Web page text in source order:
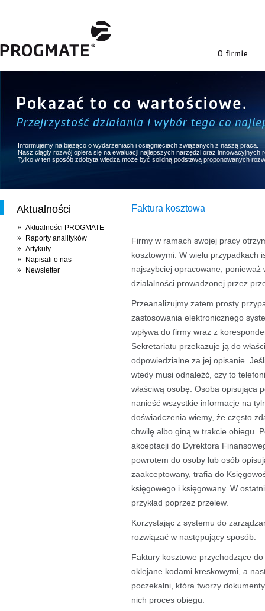
Informujemy na bieżąco o wydarzeniach i osiągnięciach związanych z naszą pracą.
Nasz ciągły rozwój opiera się na ewaluacji najlepszych narzędzi oraz innowacyjnych
Tylko w ten sposób zdobyta wiedza może być solidną podstawą proponowanych
Aktualności
Aktualności PROGMATE
Raporty analityków
Artykuły
Napisali o nas
Newsletter
Faktura kosztowa
Firmy w ramach swojej pracy
kosztowymi. W wielu przypadkach
najszybciej opracowane, ponieważ
działalności prowadzonej przez
Przeanalizujmy zatem prosty
zastosowania elektronicznego
wpływa do firmy wraz z
Sekretariatu przekazuje ją do
odpowiedzialne za jej opisanie.
wtedy musi odnaleźć, czy to
właściwą osobę. Osoba opisująca
nanieść wszystkie informacje na
doświadczenia wiemy, że często
chwilę albo giną w trakcie obiegu.
akceptacji do Dyrektora
powrotem do osoby lub osób
zaakceptowany, trafia do
księgowego i księgowany. W
przykład poprzez przelew.
Korzystając z systemu do
rozwiązać w następujący sposób:
Faktury kosztowe przychodzące
oklejane kodami kreskowymi, a
poczekalni, która tworzy
nich proces obiegu.